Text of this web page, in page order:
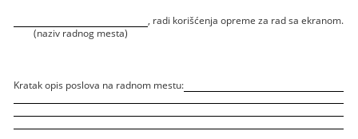
, radi korišćenja opreme za rad sa ekranom.
(naziv radnog mesta)
Kratak opis poslova na radnom mestu: